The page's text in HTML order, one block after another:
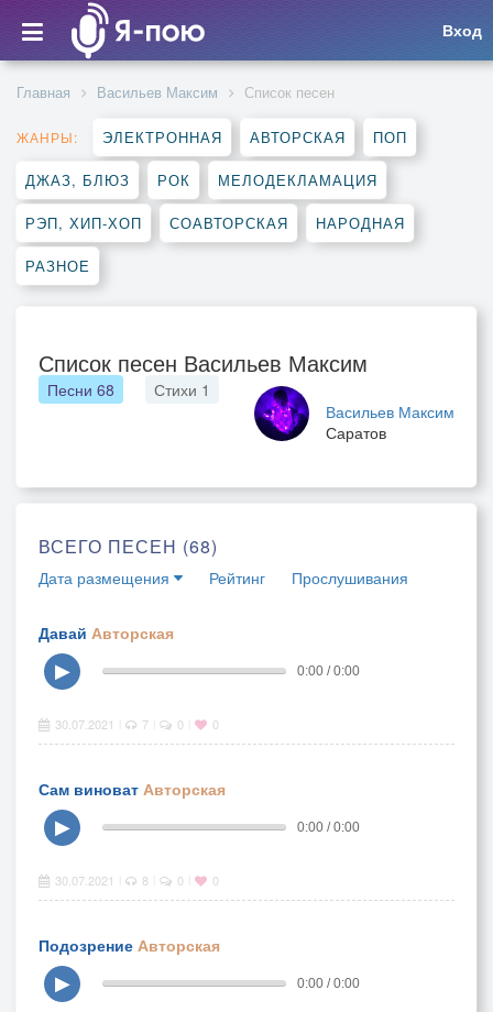
Вход
Главная Васильев Максим Список песен
ЖАНРЫ: ЭЛЕКТРОННАЯ АВТОРСКАЯ ПОП
ДЖАЗ, БЛЮЗ РОК МЕЛОДЕКЛАМАЦИЯ
РЭП, ХИП-ХОП СОАВТОРСКАЯ НАРОДНАЯ
РАЗНОЕ
Список песен Васильев Максим
Васильев Максим
Саратов
Песни 68 Стихи 1
ВСЕГО ПЕСЕН (68)
Дата размещения Рейтинг Прослушивания
Давай Авторская
▶
0:00 / 0:00
30.07.2021 7 0 0
Сам виноват Авторская
▶
0:00 / 0:00
30.07.2021 8 0 0
Подозрение Авторская
▶
0:00 / 0:00